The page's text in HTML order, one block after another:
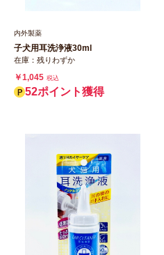
内外製薬
子犬用耳洗浄液30ml
在庫：残りわずか
￥1,045 税込
52ポイント獲得